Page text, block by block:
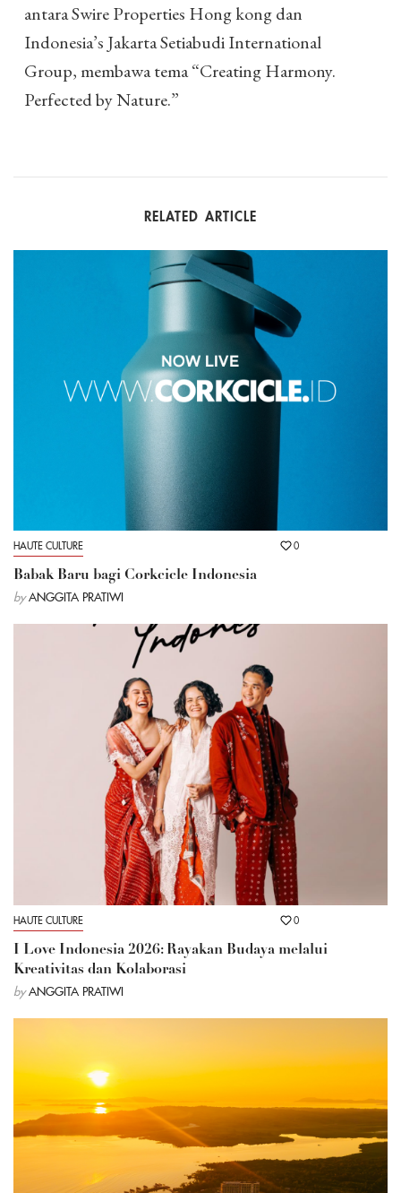
antara Swire Properties Hong kong dan
Indonesia’s Jakarta Setiabudi International
Group, membawa tema “Creating Harmony.
Perfected by Nature.”
RELATED ARTICLE
HAUTE CULTURE 0
Babak Baru bagi Corkcicle Indonesia
by ANGGITA PRATIWI
HAUTE CULTURE 0
I Love Indonesia 2026: Rayakan Budaya melalui
Kreativitas dan Kolaborasi
by ANGGITA PRATIWI